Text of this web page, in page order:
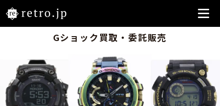
Gショック買取・委託販売